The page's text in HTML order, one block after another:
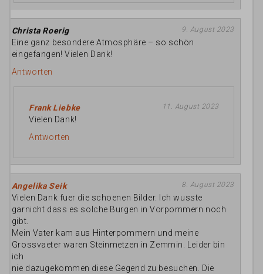
Christa Roerig 9. August 2023
Eine ganz besondere Atmosphäre – so schön
eingefangen! Vielen Dank!
Antworten
Frank Liebke 11. August 2023
Vielen Dank!
Antworten
Angelika Seik 8. August 2023
Vielen Dank fuer die schoenen Bilder. Ich wusste
garnicht dass es solche Burgen in Vorpommern noch
gibt.
Mein Vater kam aus Hinterpommern und meine
Grossvaeter waren Steinmetzen in Zemmin. Leider bin
ich
nie dazugekommen diese Gegend zu besuchen. Die